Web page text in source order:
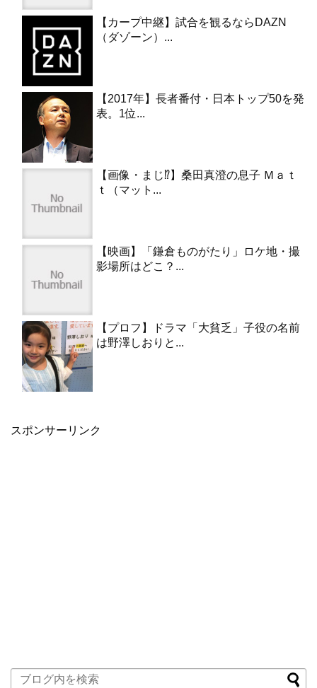
【カープ中継】試合を観るならDAZN
（ダゾーン）...
【2017年】長者番付・日本トップ50を発
表。1位...
【画像・まじ⁉︎】桑田真澄の息子 Ｍａｔ
ｔ（マット...
【映画】「鎌倉ものがたり」ロケ地・撮
影場所はどこ？...
【プロフ】ドラマ「大貧乏」子役の名前
は野澤しおりと...
スポンサーリンク